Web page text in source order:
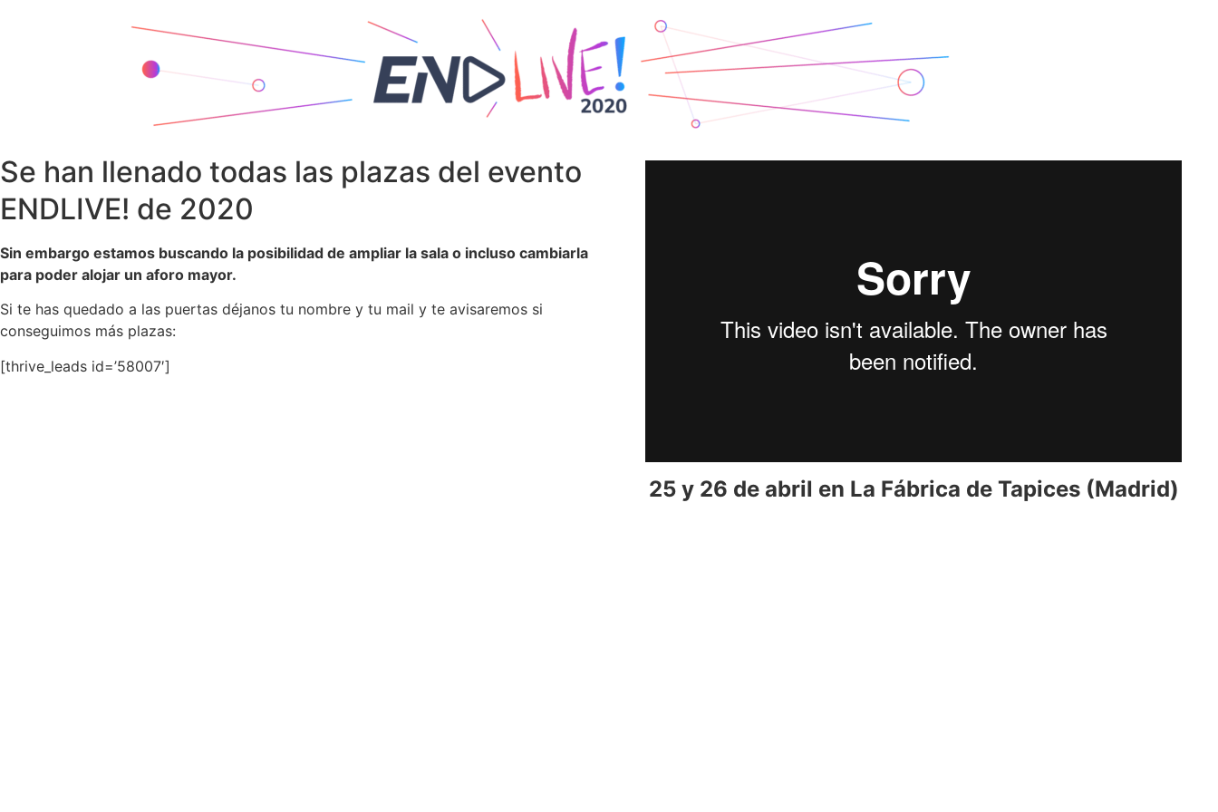
Se han llenado todas las plazas del evento
ENDLIVE! de 2020
Sin embargo estamos buscando la posibilidad de ampliar la sala o incluso cambiarla
para poder alojar un aforo mayor.
Si te has quedado a las puertas déjanos tu nombre y tu mail y te avisaremos si
conseguimos más plazas:
[thrive_leads id=’58007′]
25 y 26 de abril en La Fábrica de Tapices (Madrid)